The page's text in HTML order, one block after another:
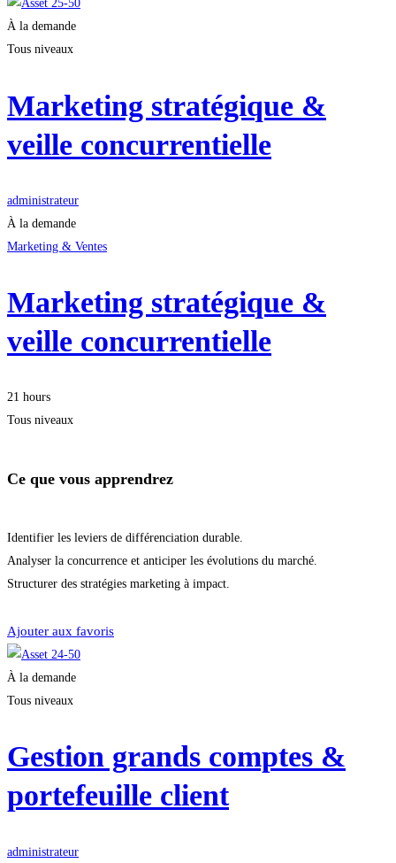
À la demande
Tous niveaux
Marketing stratégique &
veille concurrentielle
administrateur
À la demande
Marketing & Ventes
Marketing stratégique &
veille concurrentielle
21 hours
Tous niveaux
Ce que vous apprendrez
Identifier les leviers de différenciation durable.
Analyser la concurrence et anticiper les évolutions du marché.
Structurer des stratégies marketing à impact.
Ajouter aux favoris
À la demande
Tous niveaux
Gestion grands comptes &
portefeuille client
administrateur